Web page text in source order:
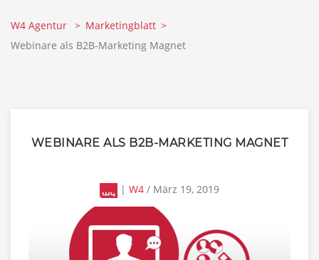
W4 Agentur
Marketingblatt
Webinare als B2B-Marketing Magnet
WEBINARE ALS B2B-MARKETING MAGNET
| W4 / März 19, 2019